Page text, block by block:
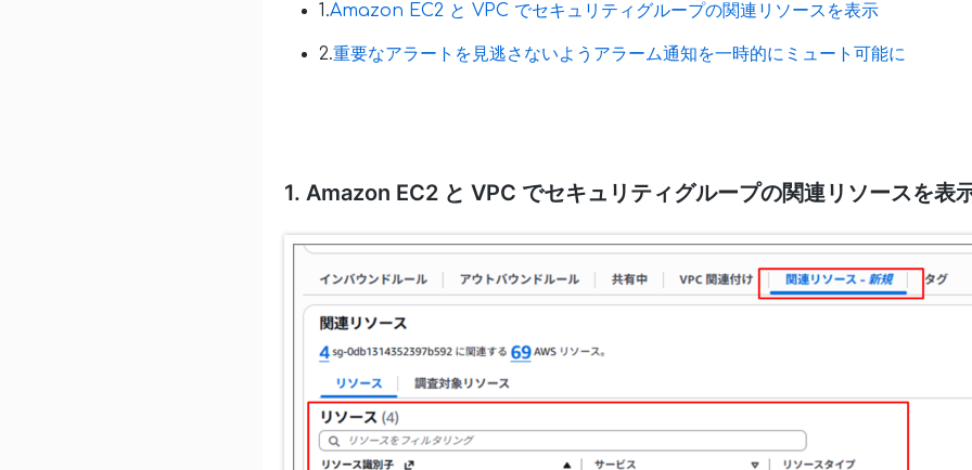
1.Amazon EC2 と VPC でセキュリティグループの関連リソースを表示
2.重要なアラートを見逃さないようアラーム通知を一時的にミュート可能に
1. Amazon EC2 と VPC でセキュリティグループの関連リソースを表